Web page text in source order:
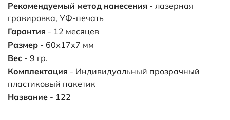
Рекомендуемый метод нанесения - лазерная
гравировка, УФ-печать
Гарантия - 12 месяцев
Размер - 60х17х7 мм
Вес - 9 гр.
Комплектация - Индивидуальный прозрачный
пластиковый пакетик
Название - 122